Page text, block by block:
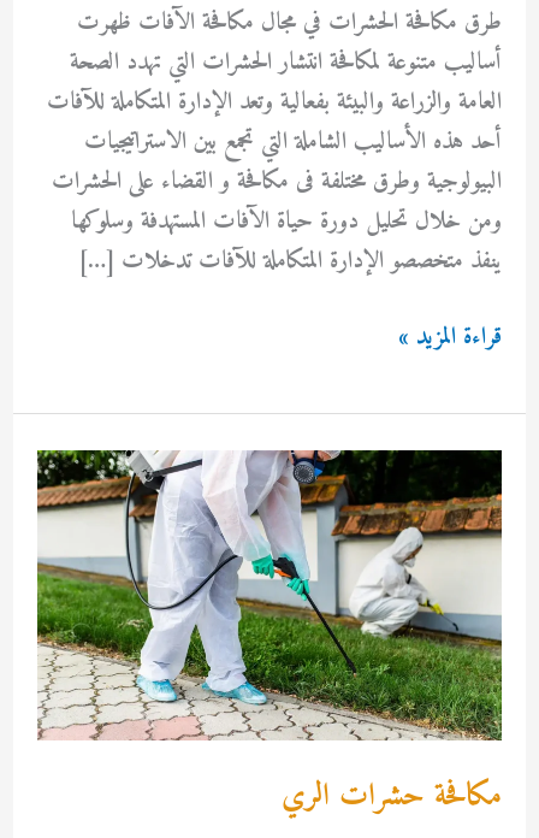
طرق مكافحة الحشرات في مجال مكافحة الآفات ظهرت
أساليب متنوعة لمكافحة انتشار الحشرات التي تهدد الصحة
العامة والزراعة والبيئة بفعالية وتعد الإدارة المتكاملة للآفات
أحد هذه الأساليب الشاملة التي تجمع بين الاستراتيجيات
البيولوجية وطرق مختلفة فى مكافحة و القضاء على الحشرات
ومن خلال تحليل دورة حياة الآفات المستهدفة وسلوكها
ينفذ متخصصو الإدارة المتكاملة للآفات تدخلات […]
طرق
الحشرات
قراءة المزيد »
مكافحة حشرات الري